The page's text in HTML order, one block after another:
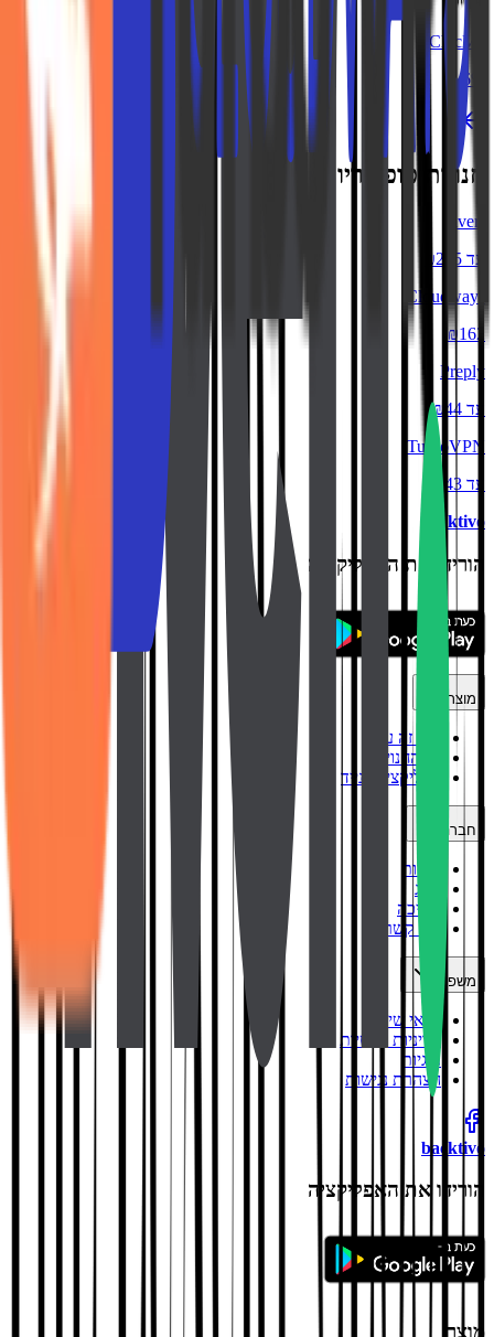
ChicMe
6%
חנויות פופולריות
Fiverr
עד ₪225
Cloudways
₪162
Preply
עד ₪44
TurboVPN
עד ₪43
backtivo
הורידו את האפליקציה
מוצר
איך זה עובד
כל החנויות
אפליקציה לנייד
חברה
אודות
בלוג
תמיכה
צור קשר
משפטי
תנאי שימוש
מדיניות פרטיות
עוגיות
הצהרת נגישות
backtivo
הורידו את האפליקציה
מוצר